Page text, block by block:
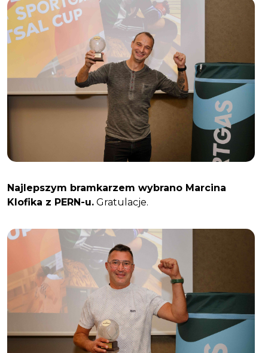
Najlepszym bramkarzem wybrano Marcina
Klofika z PERN-u. Gratulacje.